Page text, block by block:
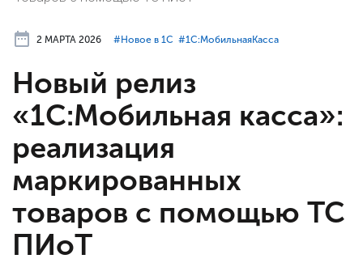
2 МАРТА 2026 #⁣Новое в 1С #⁣1С:МобильнаяКасса
Новый релиз
«1C:Мобильная касса»:
реализация
маркированных
товаров с помощью ТС
ПИоТ